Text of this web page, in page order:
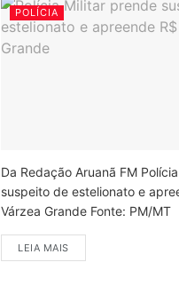
POLÍCIA
Da Redação Aruanã FM
suspeito de estelionato e
Várzea Grande Fonte: PM/MT
LEIA MAIS